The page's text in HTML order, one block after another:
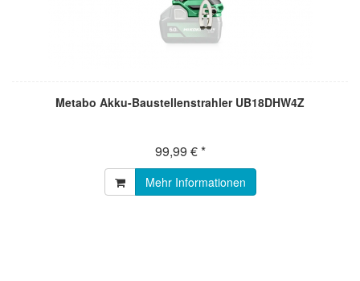
Metabo Akku-Baustellenstrahler UB18DHW4Z
99,99 € *
Mehr Informationen